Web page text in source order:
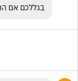
בגללכם אם